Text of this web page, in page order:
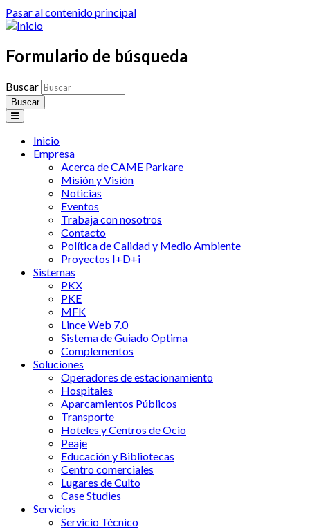
Pasar al contenido principal
Formulario de búsqueda
Buscar
Inicio
Empresa
Acerca de CAME Parkare
Misión y Visión
Noticias
Eventos
Trabaja con nosotros
Contacto
Política de Calidad y Medio Ambiente
Proyectos I+D+i
Sistemas
PKX
PKE
MFK
Lince Web 7.0
Sistema de Guiado Optima
Complementos
Soluciones
Operadores de estacionamiento
Hospitales
Aparcamientos Públicos
Transporte
Hoteles y Centros de Ocio
Peaje
Educación y Bibliotecas
Centro comerciales
Lugares de Culto
Case Studies
Servicios
Servicio Técnico